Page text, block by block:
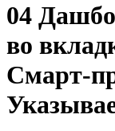
04
во
Смарт-